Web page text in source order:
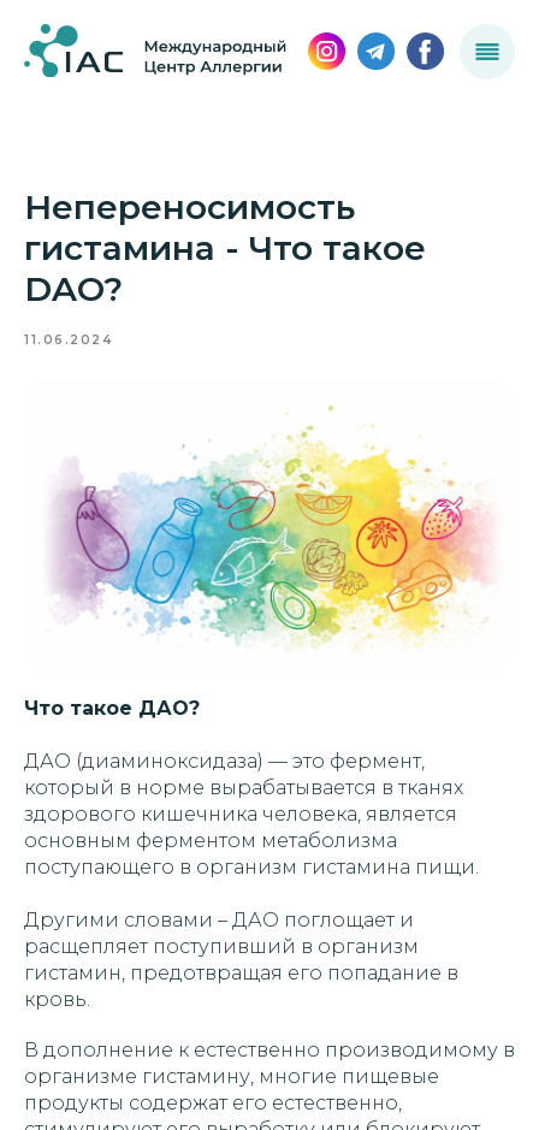
Непереносимость
гистамина - Что такое
DAO?
11.06.2024
Что такое ДАО?
ДАО (диаминоксидаза) — это фермент,
который в норме вырабатывается в тканях
здорового кишечника человека, является
основным ферментом метаболизма
поступающего в организм гистамина пищи.
Другими словами – ДАО поглощает и
расщепляет поступивший в организм
гистамин, предотвращая его попадание в
кровь.
В дополнение к естественно производимому в
организме гистамину, многие пищевые
продукты содержат его естественно,